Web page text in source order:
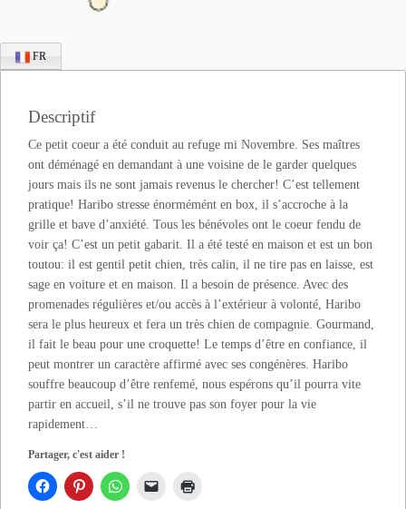
FR
Descriptif
Ce petit coeur a été conduit au refuge mi Novembre. Ses maîtres
ont déménagé en demandant à une voisine de le garder quelques
jours mais ils ne sont jamais revenus le chercher! C’est tellement
pratique! Haribo stresse énormémént en box, il s’accroche à la
grille et bave d’anxiété. Tous les bénévoles ont le coeur fendu de
voir ça! C’est un petit gabarit. Il a été testé en maison et est un bon
toutou: il est gentil petit chien, très calin, il ne tire pas en laisse, est
sage en voiture et en maison. Il a besoin de présence. Avec des
promenades régulières et/ou accès à l’extérieur à volonté, Haribo
sera le plus heureux et fera un très chien de compagnie. Gourmand,
il fait le beau pour une croquette! Le temps d’être en confiance, il
peut montrer un caractère affirmé avec ses congénères. Haribo
souffre beaucoup d’être renfemé, nous espérons qu’il pourra vite
partir en accueil, s’il ne trouve pas son foyer pour la vie
rapidement…
Partager, c'est aider !